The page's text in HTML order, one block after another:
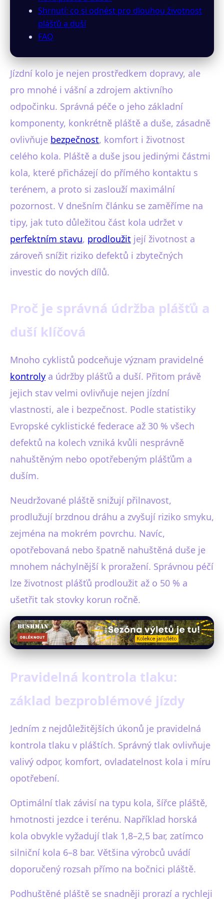
Shrnutí: co si odnést pro dlouhou životnost
plášťů a duší
FAQ
Jízdní kolo je nejen prostředkem dopravy, ale
pro mnohé i vášní a zdrojem aktivního
odpočinku. Správná péče o jeho základní
komponenty, konkrétně pláště a duše, zásadně
ovlivňuje bezpečnost, komfort i životnost
celého kola. Pláště a duše jsou jedinými částmi
kola, které přicházejí do přímého kontaktu s
terénem, a proto si zaslouží maximální
pozornost. V dnešním článku se zaměříme na
tipy, jak tuto důležitou část kola udržet v
perfektním stavu, prodloužit její životnost a
zároveň snížit riziko defektů i zbytečných
investic do nových dílů.
Proč je správná údržba plášťů a
duší klíčová
Mnoho cyklistů podceňuje význam pravidelné
kontroly a údržby plášťů a duší. Přitom právě
jejich stav velmi ovlivňuje nejen jízdní
vlastnosti, ale i bezpečnost. Podle statistiky
Evropské cyklistické federace až 30 % všech
defektů na kolech vzniká kvůli nesprávně
nahuštěným nebo opotřebeným plášťům a
duším.
Neudržované pláště snižují přilnavost,
prodlužují brzdnou dráhu a zvyšují riziko smyku,
zejména na mokrém povrchu. Navíc,
opotřebovaná nebo špatně nahuštěná duše je
mnohem náchylnější k proražení. Správnou péčí
lze životnost plášťů prodloužit až o 50 % a
ušetřit tak stovky korun ročně.
Pravidelná kontrola tlaku:
základ bezproblémové jízdy
Jedním z nejdůležitějších úkonů je pravidelná
kontrola tlaku v pláštích. Správný tlak ovlivňuje
valivý odpor, komfort, ovladatelnost kola i míru
opotřebení.
Optimální tlak závisí na typu kola, šířce pláště,
hmotnosti jezdce i terénu. Například horská
kola obvykle vyžadují tlak 1,8–2,5 bar, zatímco
silniční kola 6–8 bar. Většina výrobců uvádí
doporučený rozsah přímo na bočnici pláště.
Podhuštěné pláště se snadněji prorazí a rychleji